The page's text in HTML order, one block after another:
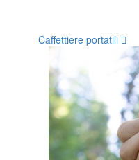
Caffettiere portatili